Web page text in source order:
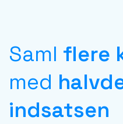
Saml flere
med
indsatsen